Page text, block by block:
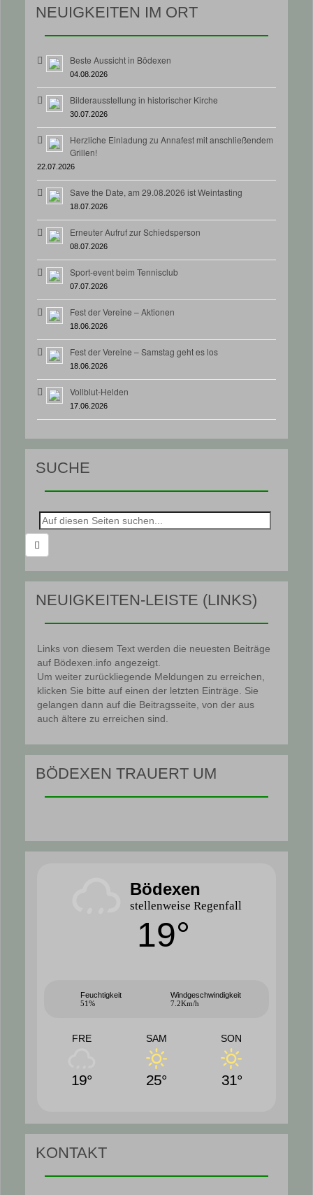
NEUIGKEITEN IM ORT
Beste Aussicht in Bödexen
04.08.2026
Bilderausstellung in historischer Kirche
30.07.2026
Herzliche Einladung zu Annafest mit anschließendem
Grillen!
22.07.2026
Save the Date, am 29.08.2026 ist Weintasting
18.07.2026
Erneuter Aufruf zur Schiedsperson
08.07.2026
Sport-event beim Tennisclub
07.07.2026
Fest der Vereine – Aktionen
18.06.2026
Fest der Vereine – Samstag geht es los
18.06.2026
Vollblut-Helden
17.06.2026
SUCHE
Suche
nach:
NEUIGKEITEN-LEISTE (LINKS)
Links von diesem Text werden die neuesten Beiträge
auf Bödexen.info angezeigt.
Um weiter zurückliegende Meldungen zu erreichen,
klicken Sie bitte auf einen der letzten Einträge. Sie
gelangen dann auf die Beitragsseite, von der aus
auch ältere zu erreichen sind.
BÖDEXEN TRAUERT UM
Bödexen
stellenweise Regenfall
19°
Feuchtigkeit
51%
Windgeschwindigkeit
7.2Km/h
FRE
19°
SAM
25°
SON
31°
KONTAKT